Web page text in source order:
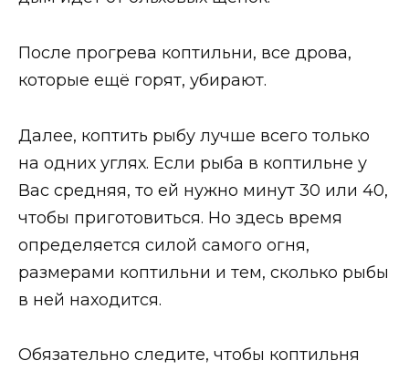
После прогрева коптильни, все дрова,
которые ещё горят, убирают.
Далее, коптить рыбу лучше всего только
на одних углях. Если рыба в коптильне у
Вас средняя, то ей нужно минут 30 или 40,
чтобы приготовиться. Но здесь время
определяется силой самого огня,
размерами коптильни и тем, сколько рыбы
в ней находится.
Обязательно следите, чтобы коптильня